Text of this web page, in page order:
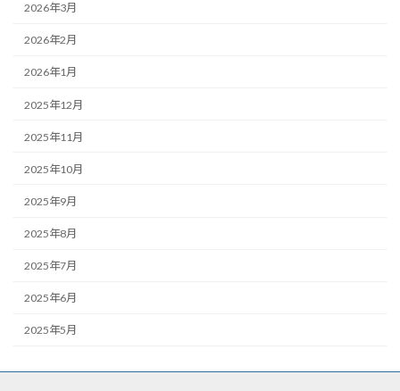
2026年3月
2026年2月
2026年1月
2025年12月
2025年11月
2025年10月
2025年9月
2025年8月
2025年7月
2025年6月
2025年5月